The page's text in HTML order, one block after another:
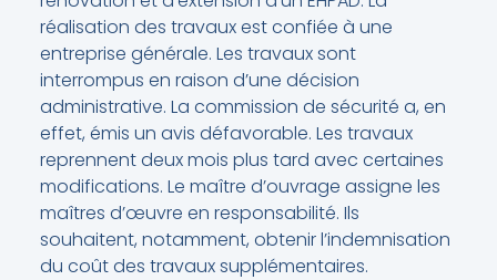
réalisation des travaux est confiée à une
entreprise générale. Les travaux sont
interrompus en raison d’une décision
administrative. La commission de sécurité a, en
effet, émis un avis défavorable. Les travaux
reprennent deux mois plus tard avec certaines
modifications. Le maître d’ouvrage assigne les
maîtres d’œuvre en responsabilité. Ils
souhaitent, notamment, obtenir l’indemnisation
du coût des travaux supplémentaires.